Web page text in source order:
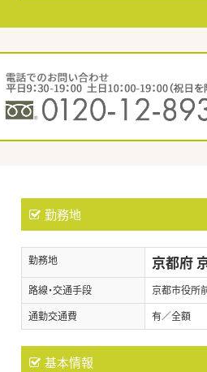
勤務地
勤務地 京都府
路線・交通手段
京都市役所
通勤交通費
有／全額
基本情報